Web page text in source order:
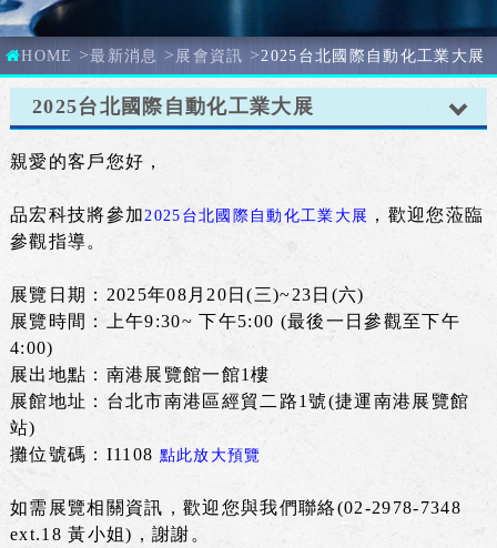
與我連絡
HOME >最新消息 > 展會資訊 >2025台北國際自動化工業大展
2025台北國際自動化工業大展
展會資訊
公司新聞
親愛的客戶您好，
品宏科技將參加2025台北國際自動化工業大展 ，歡迎您蒞臨
參觀指導。
展覽日期：2025年08月20日(三)~23日(六)
展覽時間 ：上午9:30~ 下午5:00 (最後一日參觀至下午
4:00)
展出地點：南港展覽館一館1樓
展館地址：台北市南港區經貿二路1號(捷運南港展覽館
站)
攤位號碼：I1108 點此放大預覽
如需展覽相關資訊，歡迎您與我們聯絡(02-2978-7348
ext.18 黃小姐)，謝謝。